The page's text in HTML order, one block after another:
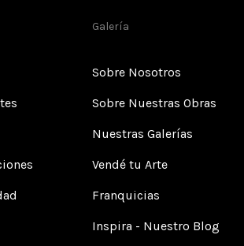
Galería
Sobre Nosotros
Sobre Nuestras Obras
Nuestras Galerías
Vendé tu Arte
Franquicias
Inspira - Nuestro Blog